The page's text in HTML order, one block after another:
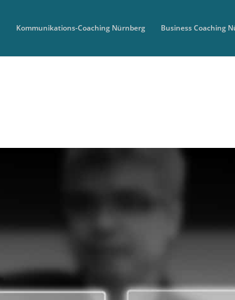
Kommunikations-Coaching Nürnberg Business Coaching